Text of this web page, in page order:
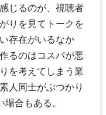
じるのが、視聴者
りを見てトークを
存在がいるなか
るのはコスパが悪
を考えてしまう業
人同士がぶつかり
合もある。